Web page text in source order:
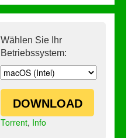
Wählen Sie Ihr
Betriebssystem:
DOWNLOAD
Torrent, Info